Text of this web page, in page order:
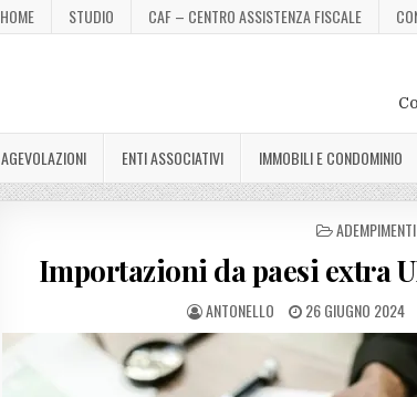
HOME STUDIO CAF – CENTRO ASSISTENZA FISCALE
AGEVOLAZIONI ENTI ASSOCIATIVI IMMOBILI E CONDOMINIO
POSTED
ADEMPIMENTI
Importazioni da paesi extra
ANTONELLO 26 GIUGNO 2024